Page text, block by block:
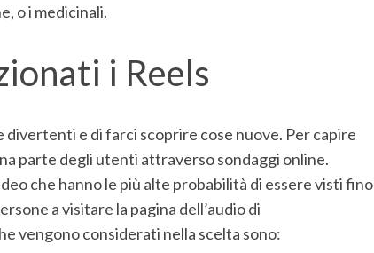
o i medicinali.
i Reels
divertenti e di farci scoprire cose nuove. Per capire
parte degli utenti attraverso sondaggi online.
che hanno le più alte probabilità di essere visti fino
a visitare la pagina dell’audio di
vengono considerati nella scelta sono: